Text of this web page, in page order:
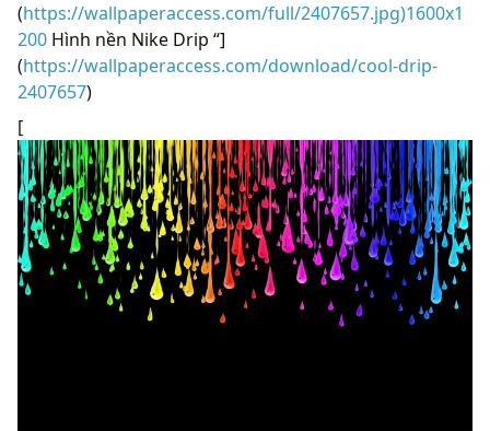
(https://wallpaperaccess.com/full/2407657.jpg)1600x1
200 Hình nền Nike Drip “]
(https://wallpaperaccess.com/download/cool-drip-
2407657)
[